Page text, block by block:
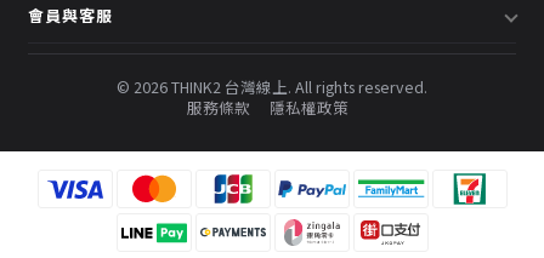
預約諮詢
配送說明
常見問題
會員與客服
會員中心
© 2026 THINK2 台灣線上. All rights reserved.
服務條款
隱私權政策